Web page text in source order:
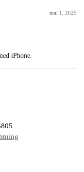
mai 1, 2025
iPhone.